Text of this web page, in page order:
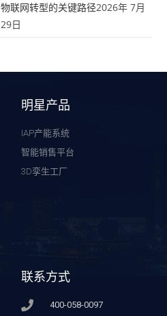
物联网转型的关键路径2026年 7月
29日
明星产品
IAP产能系统
智能销售平台
3D孪生工厂
联系方式
400-058-0097